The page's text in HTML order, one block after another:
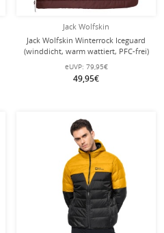
Jack Wolfskin
Jack Wolfskin Winterrock Iceguard
(winddicht, warm wattiert, PFC-frei)
cordovanrot Damen
eUVP: 79,95€
49,95€